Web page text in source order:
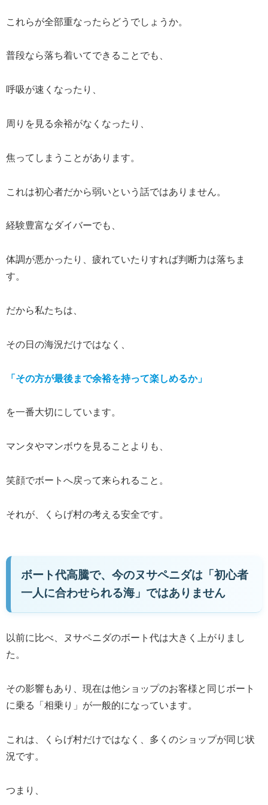
これらが全部重なったらどうでしょうか。
普段なら落ち着いてできることでも、
呼吸が速くなったり、
周りを見る余裕がなくなったり、
焦ってしまうことがあります。
これは初心者だから弱いという話ではありません。
経験豊富なダイバーでも、
体調が悪かったり、疲れていたりすれば判断力は落ちま
す。
だから私たちは、
その日の海況だけではなく、
「その方が最後まで余裕を持って楽しめるか」
を一番大切にしています。
マンタやマンボウを見ることよりも、
笑顔でボートへ戻って来られること。
それが、くらげ村の考える安全です。
ボート代高騰で、今のヌサペニダは「初心者
一人に合わせられる海」ではありません
以前に比べ、ヌサペニダのボート代は大きく上がりまし
た。
その影響もあり、現在は他ショップのお客様と同じボート
に乗る「相乗り」が一般的になっています。
これは、くらげ村だけではなく、多くのショップが同じ状
況です。
つまり、